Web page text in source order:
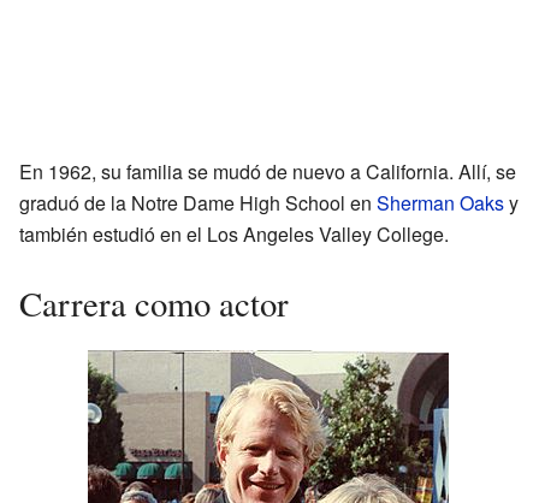
En 1962, su familia se mudó de nuevo a California. Allí, se
graduó de la Notre Dame High School en Sherman Oaksy
también estudió en el Los Angeles Valley College.
Carrera como actor